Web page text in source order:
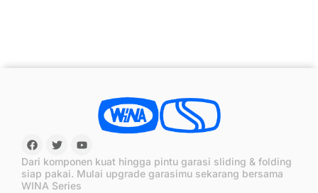
Dari komponen kuat hingga pintu garasi sliding & folding
siap pakai. Mulai upgrade garasimu sekarang bersama
WINA Series